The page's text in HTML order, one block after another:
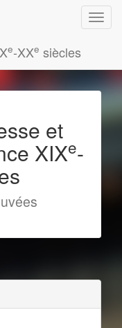
e-XXe siècles
et
XIXe-